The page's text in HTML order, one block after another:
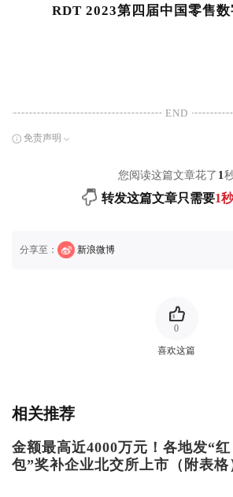
RDT 2023第四届中国零售
END
免责声明
您阅读这篇文章花了 1
转发这篇文章只需要1
分享至： 新浪微博
喜欢这篇
0
相关推荐
金额最高近4000万元！各地发“红
包”奖补企业北交所上市（附表格